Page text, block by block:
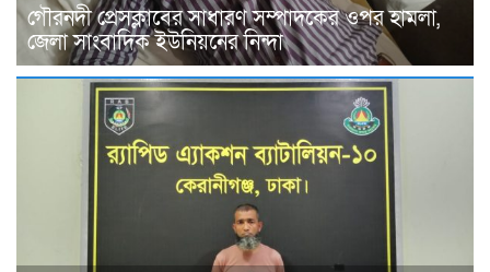
গৌরনদী প্রেসক্লাবের সাধারণ সম্পাদকের ওপর হামলা,
জেলা সাংবাদিক ইউনিয়নের নিন্দা